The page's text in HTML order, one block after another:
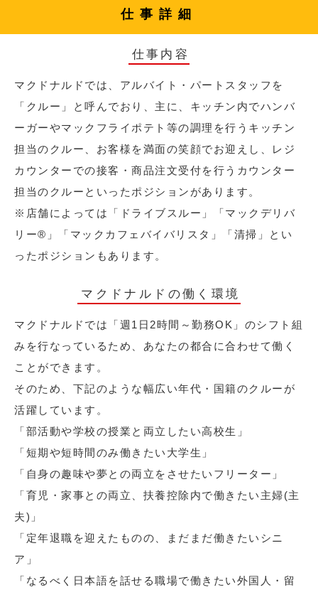
仕事詳細
仕事内容
マクドナルドでは、アルバイト・パートスタッフを
「クルー」と呼んでおり、主に、キッチン内でハンバ
ーガーやマックフライポテト等の調理を行うキッチン
担当のクルー、お客様を満面の笑顔でお迎えし、レジ
カウンターでの接客・商品注文受付を行うカウンター
担当のクルーといったポジションがあります。
※店舗によっては「ドライブスルー」「マックデリバ
リー®︎」「マックカフェバイバリスタ」「清掃」とい
ったポジションもあります。
マクドナルドの働く環境
マクドナルドでは「週1日2時間～勤務OK」のシフト組
みを行なっているため、あなたの都合に合わせて働く
ことができます。
そのため、下記のような幅広い年代・国籍のクルーが
活躍しています。
「部活動や学校の授業と両立したい高校生」
「短期や短時間のみ働きたい大学生」
「自身の趣味や夢との両立をさせたいフリーター」
「育児・家事との両立、扶養控除内で働きたい主婦(主
夫)」
「定年退職を迎えたものの、まだまだ働きたいシニ
ア」
「なるべく日本語を話せる職場で働きたい外国人・留